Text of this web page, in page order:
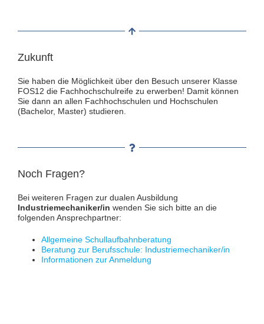
Zukunft
Sie haben die Möglichkeit über den Besuch unserer Klasse
FOS12 die Fachhochschulreife zu erwerben! Damit können
Sie dann an allen Fachhochschulen und Hochschulen
(Bachelor, Master) studieren.
Noch Fragen?
Bei weiteren Fragen zur dualen Ausbildung
Industriemechaniker/in wenden Sie sich bitte an die
folgenden Ansprechpartner:
Allgemeine Schullaufbahnberatung
Beratung zur Berufsschule: Industriemechaniker/in
Informationen zur Anmeldung